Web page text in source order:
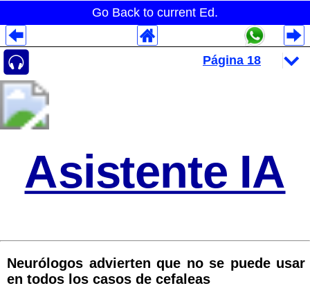
Go Back to current Ed.
Asistente IA
Neurólogos advierten que no se puede usar
en todos los casos de cefaleas
Despliegues Analytics
Despliegues Totales
Despliegues por Rubros